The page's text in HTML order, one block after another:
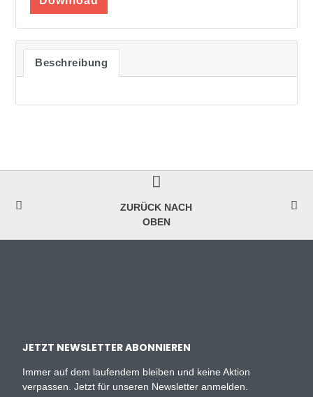
Beschreibung
ZURÜCK NACH
OBEN
JETZT NEWSLETTER ABONNIEREN
Immer auf dem laufendem bleiben und keine Aktion
verpassen. Jetzt für unseren Newsletter anmelden.